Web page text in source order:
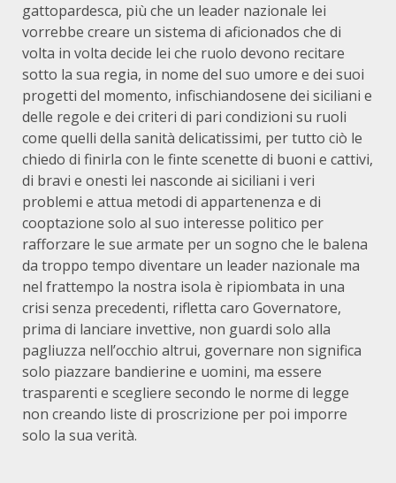
gattopardesca, più che un leader nazionale lei
vorrebbe creare un sistema di aficionados che di
volta in volta decide lei che ruolo devono recitare
sotto la sua regia, in nome del suo umore e dei suoi
progetti del momento, infischiandosene dei siciliani e
delle regole e dei criteri di pari condizioni su ruoli
come quelli della sanità delicatissimi, per tutto ciò le
chiedo di finirla con le finte scenette di buoni e cattivi,
di bravi e onesti lei nasconde ai siciliani i veri
problemi e attua metodi di appartenenza e di
cooptazione solo al suo interesse politico per
rafforzare le sue armate per un sogno che le balena
da troppo tempo diventare un leader nazionale ma
nel frattempo la nostra isola è ripiombata in una
crisi senza precedenti, rifletta caro Governatore,
prima di lanciare invettive, non guardi solo alla
pagliuzza nell’occhio altrui, governare non significa
solo piazzare bandierine e uomini, ma essere
trasparenti e scegliere secondo le norme di legge
non creando liste di proscrizione per poi imporre
solo la sua verità.